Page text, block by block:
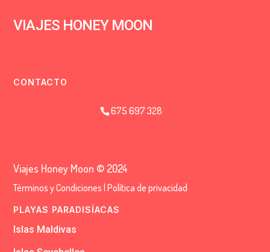
VIAJES HONEY MOON
CONTACTO
675 697 328
Viajes Honey Moon © 2024
Términos y Condiciones |Política de privacidad
PLAYAS PARADISÍACAS
Islas Maldivas